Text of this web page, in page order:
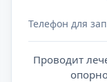
Телефон для
Проводит